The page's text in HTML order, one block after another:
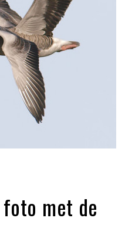
met de